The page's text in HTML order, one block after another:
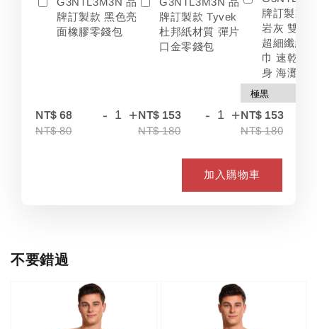
牌訂製款 黑色亮
面橡膠零錢包
NT$ 68
NT$ 80
- +
牌訂製款 Tyvek
杜邦紙材質 彈片
口金零錢包
NT$ 153
NT$ 180
- +
牌訂製款
岩灰 雙色
超細纖維
巾 速乾 吸
身 海灘
NT$ 153
NT$ 180
加入購物車
不要錯過